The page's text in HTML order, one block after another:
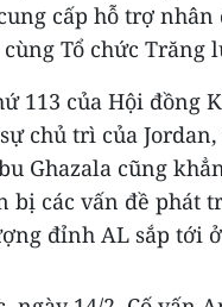
cấp hỗ trợ
Tổ chức Trăng
113 của Hội đồng
chủ trì của
Ghazala cũng
bị các vấn đề phát
đỉnh AL sắp tới